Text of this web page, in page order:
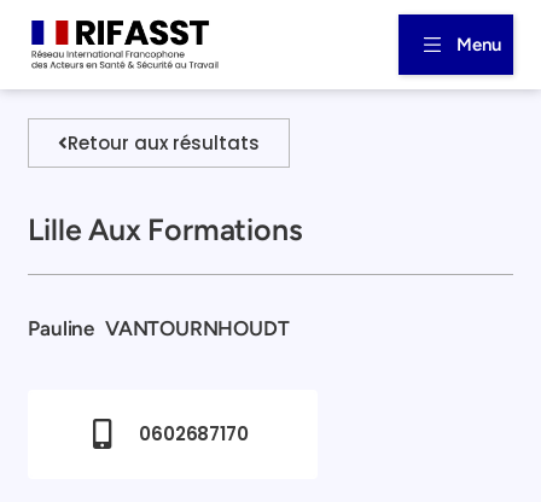
Menu
Retour aux résultats
Lille Aux Formations
Pauline VANTOURNHOUDT
0602687170